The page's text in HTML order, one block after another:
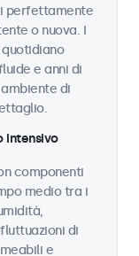
perfettamente
o nuova. I
quotidiano
e anni di
di
intensivo
componenti
medio tra i
di
e